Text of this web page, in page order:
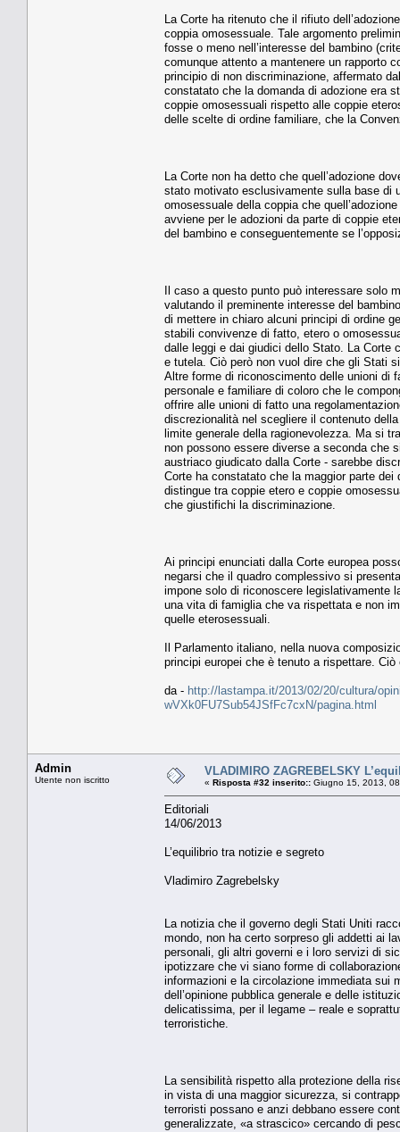
La Corte ha ritenuto che il rifiuto
coppia omosessuale. Tale argomento
fosse o meno nell’interesse del bambino
comunque attento a mantenere un rapporto
principio di non discriminazione, affermato
constatato che la domanda di adozione era
coppie omosessuali rispetto alle coppie
delle scelte di ordine familiare, che la
La Corte non ha detto che quell’adozione
stato motivato esclusivamente sulla base di
omosessuale della coppia che
avviene per le adozioni da parte di coppie
del bambino e conseguentemente se
Il caso a questo punto può interessare solo
valutando il preminente interesse del
di mettere in chiaro alcuni principi di ordine
stabili convivenze di fatto, etero o
dalle leggi e dai giudici dello Stato. La Corte
e tutela. Ciò però non vuol dire che gli Stati
Altre forme di riconoscimento delle unioni di
personale e familiare di coloro che le
offrire alle unioni di fatto una
discrezionalità nel scegliere il contenuto
limite generale della ragionevolezza. Ma si
non possono essere diverse a seconda che
austriaco giudicato dalla Corte - sarebbe
Corte ha constatato che la maggior parte
distingue tra coppie etero e coppie
che giustifichi la discriminazione.
Ai principi enunciati dalla Corte europea
negarsi che il quadro complessivo si
impone solo di riconoscere legislativamente
una vita di famiglia che va rispettata e non
quelle eterosessuali.
Il Parlamento italiano, nella nuova
principi europei che è tenuto a rispettare.
da - http://lastampa.it/2013/02/20/cultura/
wVXk0FU7Sub54JSfFc7cxN/pagina.html
Admin
Utente non iscritto
VLADIMIRO ZAGREBELSKY
« Risposta #32 inserito:: Giugno 15, 2013,
Editoriali
14/06/2013
L’equilibrio tra notizie e segreto
Vladimiro Zagrebelsky
La notizia che il governo degli Stati Uniti
mondo, non ha certo sorpreso gli addetti ai
personali, gli altri governi e i loro servizi di
ipotizzare che vi siano forme di
informazioni e la circolazione immediata sui
dell’opinione pubblica generale e delle
delicatissima, per il legame – reale e
terroristiche.
La sensibilità rispetto alla protezione della
in vista di una maggior sicurezza, si
terroristi possano e anzi debbano essere
generalizzate, «a strascico» cercando di